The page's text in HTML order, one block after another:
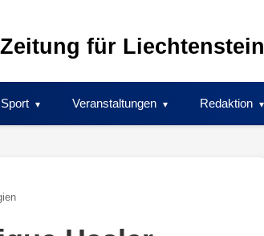
für Liechtenstein
Sport Veranstaltungen Redaktion